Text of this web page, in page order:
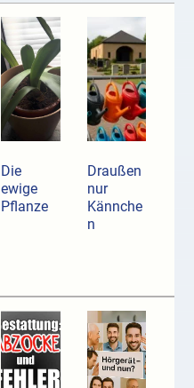
Die
ewige
Pflanze
Draußen
nur
Kännche
n